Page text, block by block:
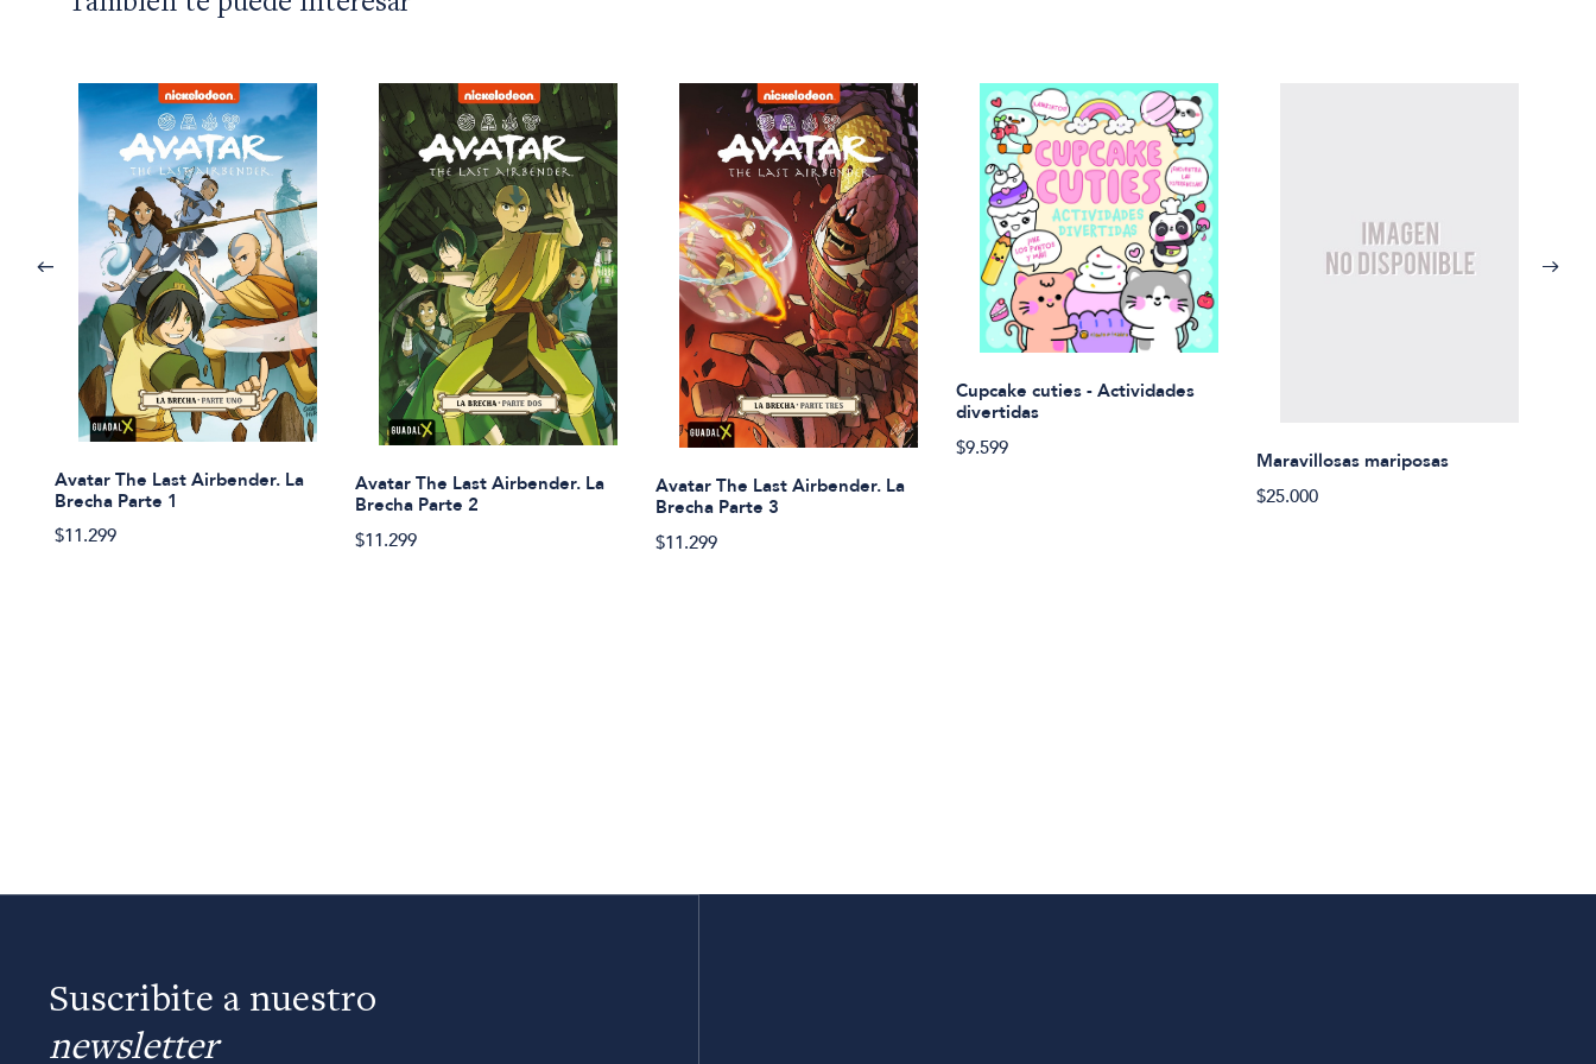
Avatar The Last Airbender. La
Brecha Parte 1
$11.299
Avatar The Last Airbender. La
Brecha Parte 2
$11.299
Avatar The Last Airbender. La
Brecha Parte 3
$11.299
Cupcake cuties - Actividades
divertidas
$9.599
Maravillosas mariposas
$25.000
Suscribite a nuestro
newsletter